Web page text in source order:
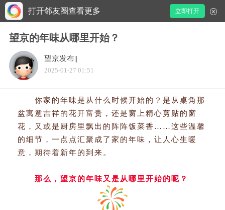
打开邻友圈查看更多 立即打开
望京的年味从哪里开始？
望京发布||
2025-01-27 01:51
你家的年味是从什么时候开始的？是从桌角那
盆寓意吉祥的花开富贵，还是窗上精心剪贴的窗
花，又或是厨房里飘出的阵阵饭菜香……这些温馨
的细节，一点点汇聚成了家的年味，让人心生暖
意，期待着新年的到来。
那么，望京的年味又是从哪里开始的呢？